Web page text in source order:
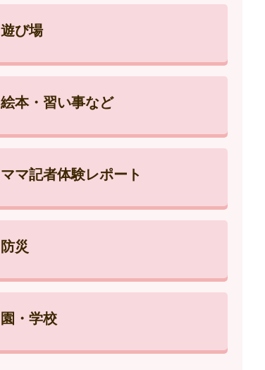
遊び場
絵本・習い事など
ママ記者体験レポート
防災
園・学校